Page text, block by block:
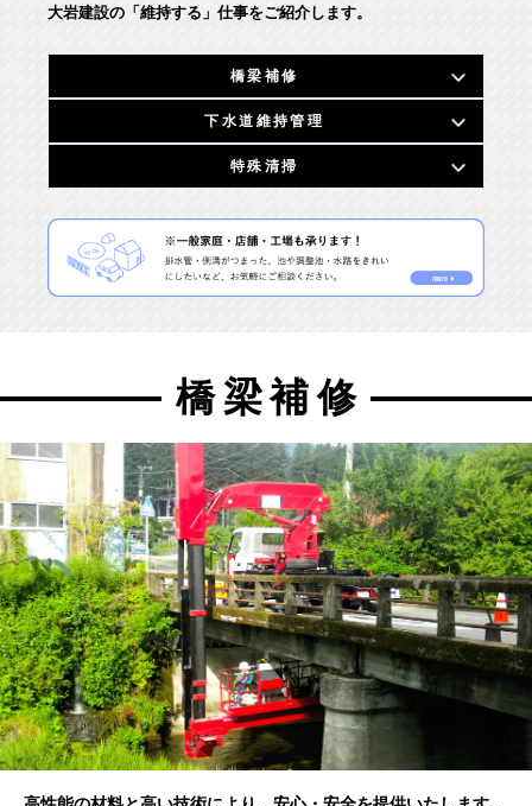
大岩建設の「維持する」仕事をご紹介します。
橋梁補修
下水道維持管理
特殊清掃
橋梁補修